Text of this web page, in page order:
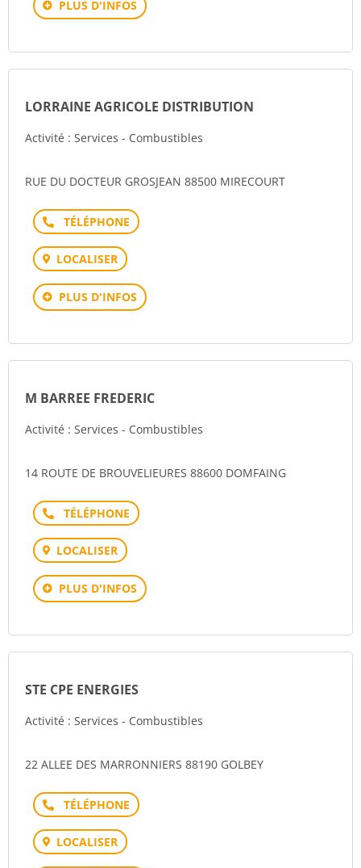
PLUS D'INFOS
LORRAINE AGRICOLE DISTRIBUTION
Activité : Services - Combustibles
RUE DU DOCTEUR GROSJEAN 88500 MIRECOURT
Téléphone
LOCALISER
PLUS D'INFOS
M BARREE FREDERIC
Activité : Services - Combustibles
14 ROUTE DE BROUVELIEURES 88600 DOMFAING
Téléphone
LOCALISER
PLUS D'INFOS
STE CPE ENERGIES
Activité : Services - Combustibles
22 ALLEE DES MARRONNIERS 88190 GOLBEY
Téléphone
LOCALISER